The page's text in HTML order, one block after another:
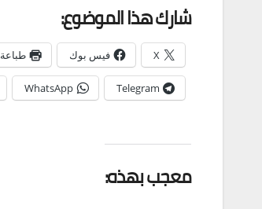
شارك هذا الموضوع:
X فيس بوك طباعة
Telegram
WhatsApp
معجب بهذه: